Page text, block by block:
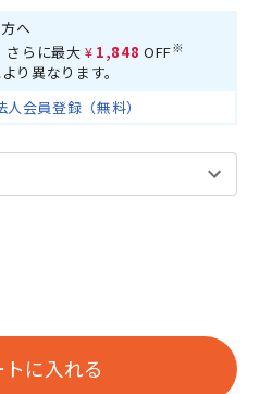
へ
さらに最大 ¥1,848 OFF※
り異なります。
人会員登録（無料）
トに入れる